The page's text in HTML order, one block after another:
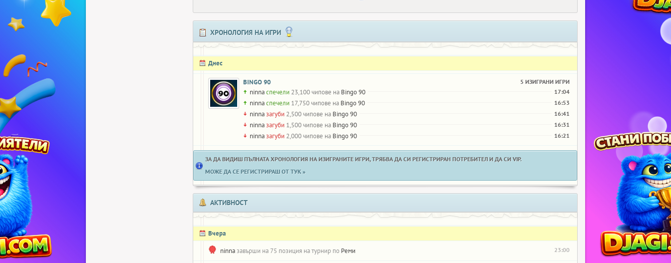
ХРОНОЛОГИЯ НА ИГРИ
Днес
BINGO 90 5 ИЗИГРАНИ ИГРИ
ninnaспечели 23,100 чипове на Bingo 90 17:04
ninnaспечели 17,750 чипове на Bingo 90 16:53
ninnaзагуби 2,500 чипове на Bingo 90 16:41
ninnaзагуби 1,500 чипове на Bingo 90 16:31
ninnaзагуби 2,000 чипове на Bingo 90 16:21
ЗА ДА ВИДИШ ПЪЛНАТА ХРОНОЛОГИЯ НА ИЗИГРАНИТЕ ИГРИ, ТРЯБВА ДА СИ РЕГИСТРИРАН ПОТРЕБИТЕЛ И ДА СИ VIP.
МОЖЕ ДА СЕ РЕГИСТРИРАШ ОТ ТУК »
АКТИВНОСТ
Вчера
ninnaзавърши на 75 позиция на турнир по Реми 23:00